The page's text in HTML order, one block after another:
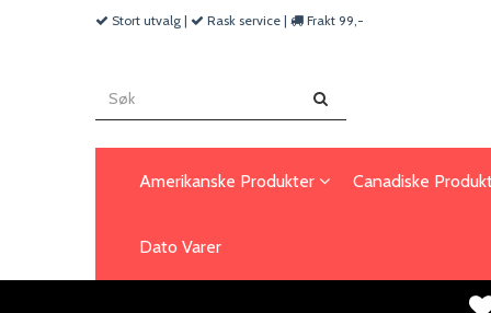
Stort utvalg | Rask service | Frakt 99,-
Amerikanske Produkter Canadiske
Dato Varer